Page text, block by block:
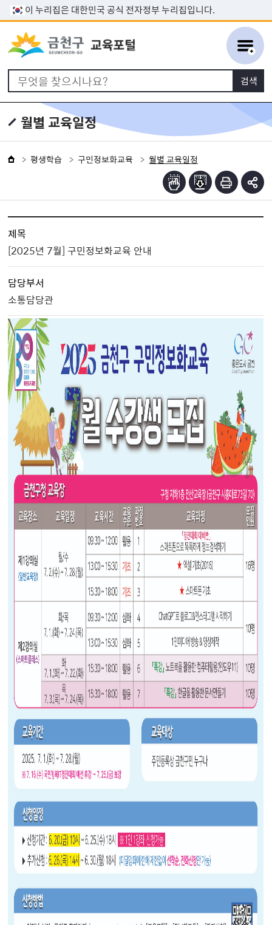
본문 바로가기
이 누리집은 대한민국 공식 전자정부 누리집입니다.
월별 교육일정
평생학습 구민정보화교육 월별 교육일정
제목
[2025년 7월] 구민정보화교육 안내
담당부서
소통담당관